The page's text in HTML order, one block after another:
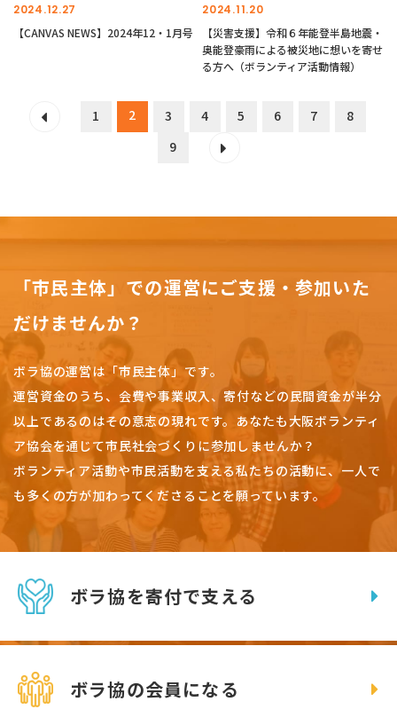
2024.12.27
【CANVAS NEWS】2024年12・1月号
2024.11.20
【災害支援】令和６年能登半島地震・
奥能登豪雨による被災地に想いを寄せ
る方へ（ボランティア活動情報）
1 2 3 4 5 6 7
8
9
「市民主体」での運営にご支援・参加いた
だけませんか？
ボラ協の運営は「市民主体」です。
運営資金のうち、会費や事業収入、寄付などの民間資金が半分
以上であるのはその意志の現れです。 あなたも大阪ボランティ
ア協会を通じて市民社会づくりに参加しませんか？
ボランティア活動や市民活動を支える私たちの活動に、一人で
も多くの方が加わってくださることを願っています。
ボラ協を寄付で支える
ボラ協の会員になる